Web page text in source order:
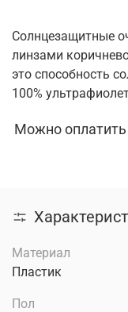
Солнцезащитные
линзами
это способность
100%
Можно оплатить
Материал
Пластик
Пол